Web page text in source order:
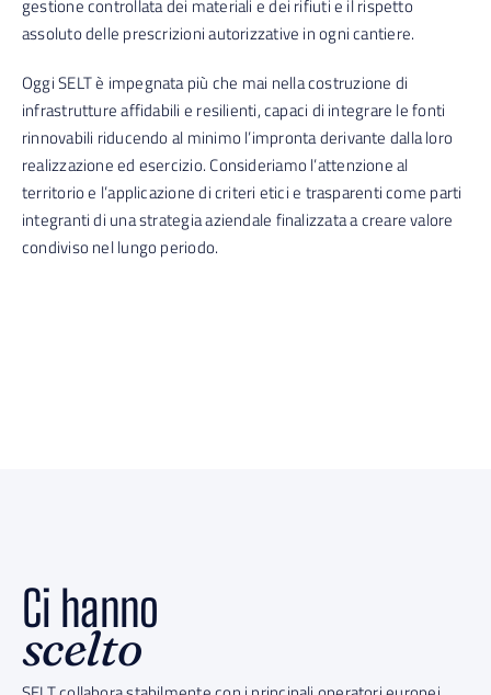
gestione controllata dei materiali e dei rifiuti e il rispetto
assoluto delle prescrizioni autorizzative in ogni cantiere.
Oggi SELT è impegnata più che mai nella costruzione di
infrastrutture affidabili e resilienti, capaci di integrare le fonti
rinnovabili riducendo al minimo l’impronta derivante dalla loro
realizzazione ed esercizio. Consideriamo l’attenzione al
territorio e l’applicazione di criteri etici e trasparenti come parti
integranti di una strategia aziendale finalizzata a creare valore
condiviso nel lungo periodo.
Ci hanno
scelto